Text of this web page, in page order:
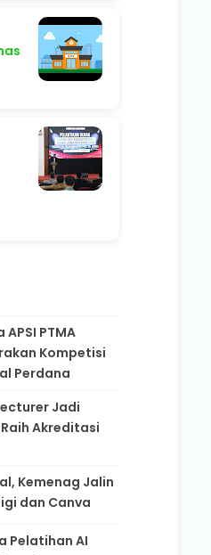
PTMA
Kompetisi
Perdana
Jadi
Raih Akreditasi
Kemenag Jalin
dan Canva
Pelatihan AI